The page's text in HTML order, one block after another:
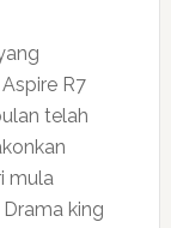
R7
telah
mula
king